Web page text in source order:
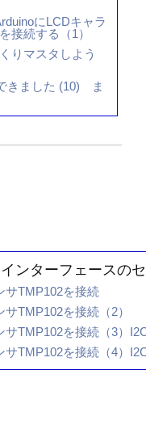
にLCDキャラ
接続する（1）
りマスタしよう
きました (10) ま
ンターフェースの
サTMP102を接続
TMP102を接続（2）
サTMP102を接続（3）
サTMP102を接続（4）